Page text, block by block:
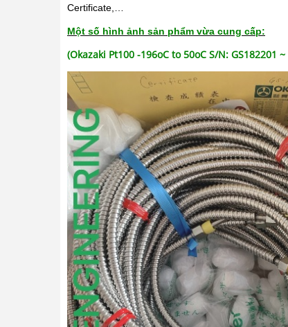
Certificate,…
Một số hình ảnh sản phẩm vừa cung cấp:
(Okazaki Pt100 -196oC to 50oC S/N: GS182201 ~